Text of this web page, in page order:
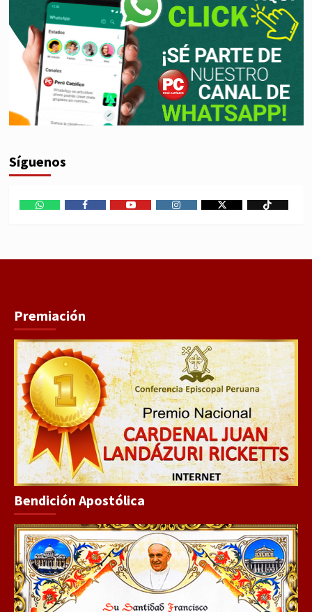
Síguenos
Premiación
Bendición Apostólica